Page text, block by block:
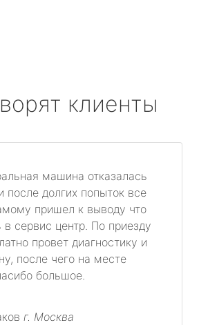
клиенты
машина отказалась
после долгих попыток все
пришел к выводу что
в сервис центр. По приезду
провет диагностику и
после чего на месте
большое.
г. Москва